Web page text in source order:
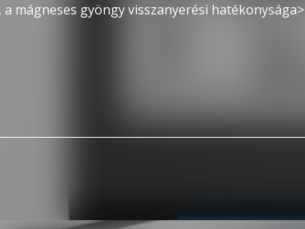
mágneses gyöngy visszanyerési hatékonysága>